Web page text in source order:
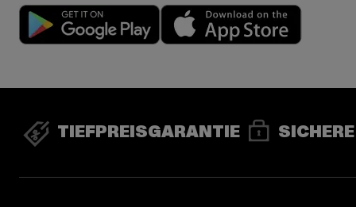
Play market
TIEFPREISGARANTIE